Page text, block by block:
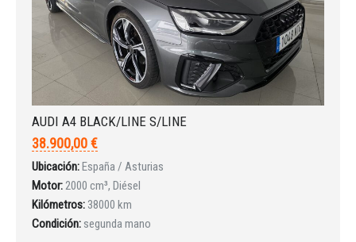
Iniciar sesión
AUDI A4 BLACK/LINE S/LINE
38.900,00 €
Ubicación:España / Asturias
Motor:2000 cm³, Diésel
Kilómetros: 38000 km
Condición: segunda mano